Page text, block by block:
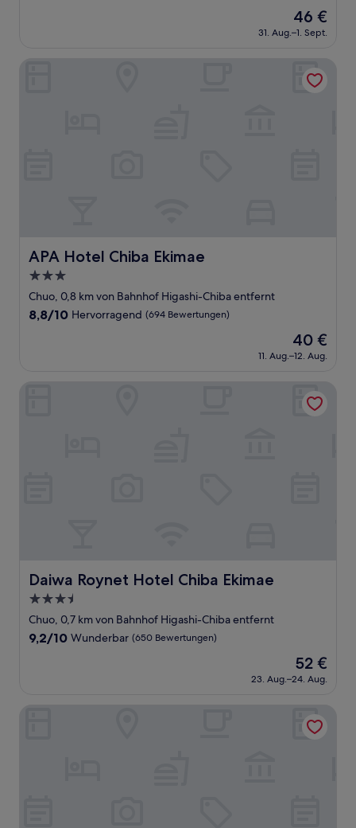
Bewertungen)
Der
Preis
beträgt
46 €
31. Aug.–1. Sept.
APA Hotel Chiba Ekimae
APA Hotel Chiba Ekimae
3.0-
Sterne-
Unterkunft
Chuo, 0,8 km von Bahnhof Higashi-Chiba entfernt
8.8
Bewertungen)
8,8/10 Hervorragend (694 Bewertungen)
Der
Preis
beträgt
40 €
11. Aug.–12. Aug.
Daiwa Roynet Hotel Chiba Ekimae
Daiwa Roynet Hotel Chiba Ekimae
3.5-
Sterne-
Unterkunft
Chuo, 0,7 km von Bahnhof Higashi-Chiba entfernt
9.2
Bewertungen)
9,2/10 Wunderbar (650 Bewertungen)
Der
Preis
beträgt
52 €
23. Aug.–24. Aug.